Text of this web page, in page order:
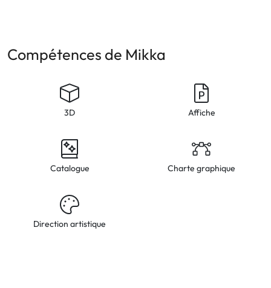
Compétences de Mikka
3D Affiche
Catalogue Charte graphique
Direction artistique